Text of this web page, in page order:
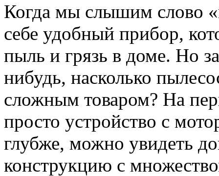
Когда мы слышим слово
себе удобный прибор,
пыль и грязь в доме. Но
нибудь, насколько
сложным товаром? На
просто устройство с
глубже, можно увидеть
конструкцию с